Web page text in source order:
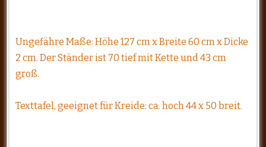
Ungefähre Maße: Höhe 127 cm x Breite 60 cm x Dicke
2 cm. Der Ständer ist 70 tief mit Kette und 43 cm
groß.
Texttafel, geeignet für Kreide: ca. hoch 44 x 50 breit.